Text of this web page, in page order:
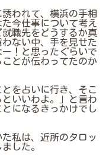
われて、横浜の手相
今仕事について考え
職先をどうするか真
ない中、手を見せた
！と思ったぐらいで
とが伝わってたのか
を占いに行き、そこ
いいわよ。」と言わ
になるきっかけでし
私は、近所のタロッ
した。